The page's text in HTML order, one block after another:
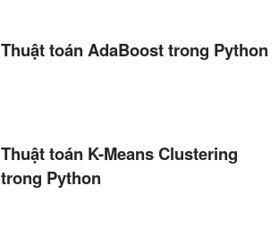
Thuật toán AdaBoost trong Python
Thuật toán K-Means Clustering
trong Python